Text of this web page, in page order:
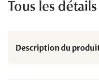
Tous les
Description du